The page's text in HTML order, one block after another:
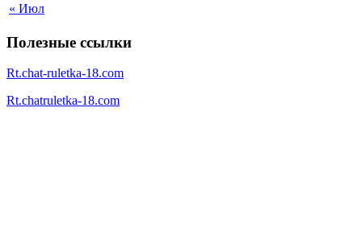
« Июл
Полезные ссылки
Rt.chat-ruletka-18.com
Rt.chatruletka-18.com